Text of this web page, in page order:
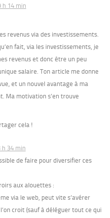
h 14 min
revenus via des investissements.
fait, via les investissements, je
revenus et donc être un peu
salaire. Ton article me donne
et un nouvel avantage à ma
Ma motivation s’en trouve
cela !
h 34 min
de faire pour diversifier ces
aux alouettes :
via le web, peut vite s’avérer
croit (sauf à déléguer tout ce qui